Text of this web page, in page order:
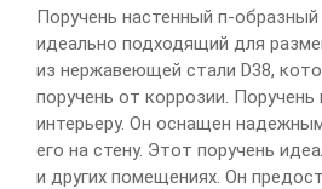
Поручень настенный п-
идеально подходящий для
из нержавеющей стали D38,
поручень от коррозии.
интерьеру. Он оснащен
его на стену. Этот поручень
и других помещениях. Он